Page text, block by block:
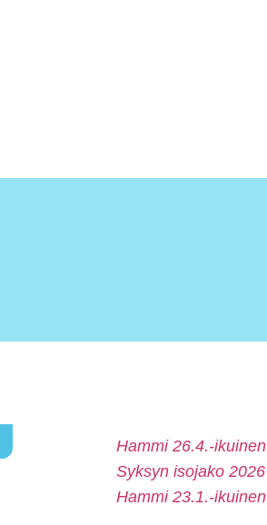
Hammi 26.4.-ikuinen
Syksyn isojako 2026
Hammi 23.1.-ikuinen